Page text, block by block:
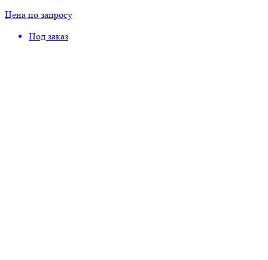
Цена по запросу
Под заказ